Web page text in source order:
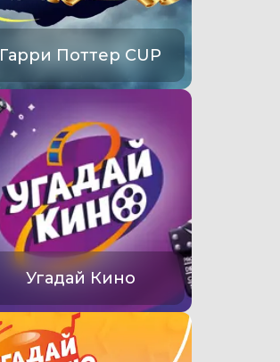
Гарри Поттер CUP
Угадай Кино